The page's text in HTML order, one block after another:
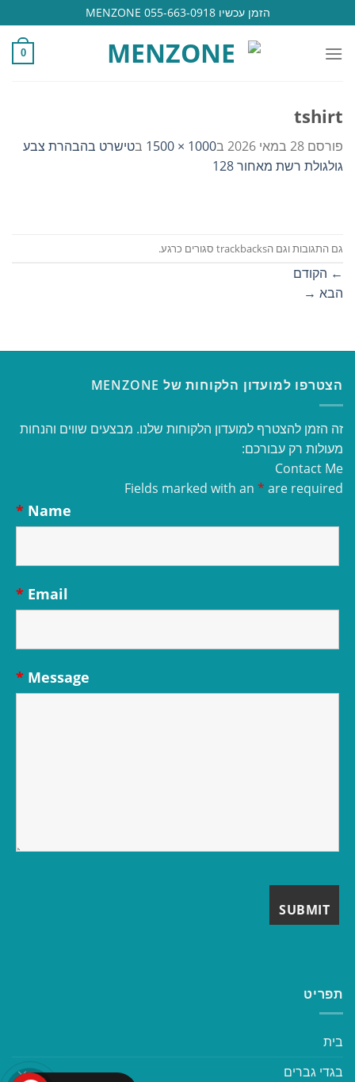
to
content
הזמן עכשיו 055-663-0918 MENZONE
0
tshirt
פורסם 28 במאי 2026 ב1000 × 1500 בטישרט בהבהרת צבע
גולגולת רשת מאחור 128
גם התגובות וגם הtrackbacks סגורים כרגע.
← הקודם
הבא →
הצטרפו למועדון הלקוחות של MENZONE
זה הזמן להצטרף למועדון הלקוחות שלנו. מבצעים שווים והנחות
מעולות רק עבורכם:
Contact Me
Fields marked with an * are required
Name
*
Email
*
Message
*
תפריט
בית
בגדי גברים